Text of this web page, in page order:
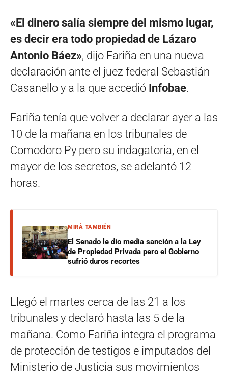
«El dinero salía siempre del mismo lugar,
es decir era todo propiedad de Lázaro
Antonio Báez», dijo Fariña en una nueva
declaración ante el juez federal Sebastián
Casanello y a la que accedió Infobae.
Fariña tenía que volver a declarar ayer a las
10 de la mañana en los tribunales de
Comodoro Py pero su indagatoria, en el
mayor de los secretos, se adelantó 12
horas.
MIRÁ TAMBIÉN
El Senado le dio media sanción a la Ley
de Propiedad Privada pero el Gobierno
sufrió duros recortes
Llegó el martes cerca de las 21 a los
tribunales y declaró hasta las 5 de la
mañana. Como Fariña integra el programa
de protección de testigos e imputados del
Ministerio de Justicia sus movimientos